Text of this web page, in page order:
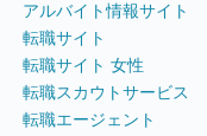
アルバイト情報サイト
転職サイト
転職サイト 女性
転職スカウトサービス
転職エージェント